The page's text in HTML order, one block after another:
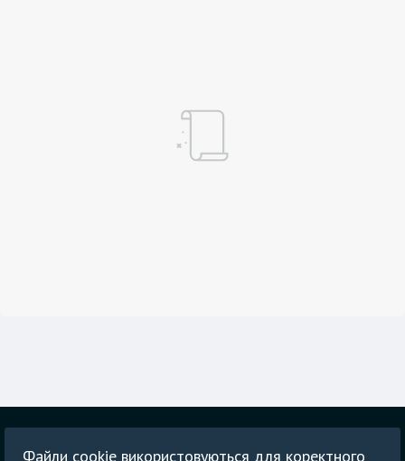
Головна
Файли cookie використовуються для коректного